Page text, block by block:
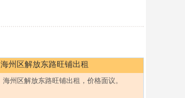
海州区解放东路旺铺出租
海州区解放东路旺铺出租，价格面议。